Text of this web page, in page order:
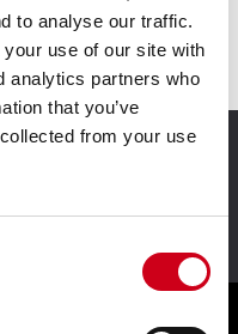
to analyse our traffic.
use of our site with
analytics partners who
that you’ve
from your use
咨询